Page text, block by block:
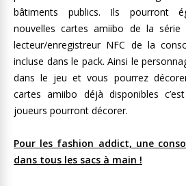
bâtiments publics. Ils pourront
nouvelles cartes amiibo de la série
lecteur/enregistreur NFC de la
incluse dans le pack. Ainsi le
dans le jeu et vous pourrez
cartes amiibo déjà disponibles
joueurs pourront décorer.
Pour les fashion addict, une
dans tous les sacs à main !